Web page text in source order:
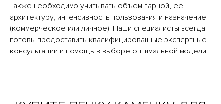
Также необходимо учитывать объем парной, ее
архитектуру, интенсивность пользования и назначение
(коммерческое или личное). Наши специалисты всегда
готовы предоставить квалифицированные экспертные
консультации и помощь в выборе оптимальной модели.